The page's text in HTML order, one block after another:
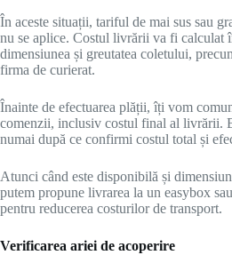
În aceste situații, tariful de mai sus sau
nu se aplice. Costul livrării va fi calculat
dimensiunea și greutatea coletului,
firma de curierat.
Înainte de efectuarea plății, îți vom
comenzii, inclusiv costul final al livrării.
numai după ce confirmi costul total și
Atunci când este disponibilă și
putem propune livrarea la un easybox
pentru reducerea costurilor de transport.
Verificarea ariei de acoperire